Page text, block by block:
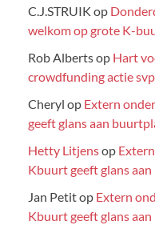
C.J.STRUIK op
welkom op grote K-
Rob Albertsop Hart
crowdfunding actie svp
Cheryl op Extern
geeft glans aan
Hetty Litjensop
Kbuurt geeft glans
Jan Petitop Extern
Kbuurt geeft glans